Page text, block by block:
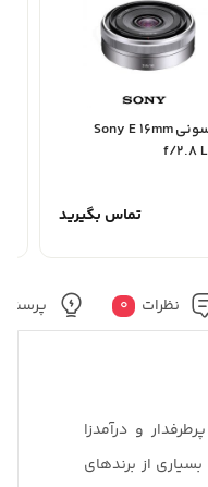
لنز سونی Sony E 16mm
f/2.8
تماس بگیرید
نظرات 0 پرسش
و درآمد‌زا
از برند‌های